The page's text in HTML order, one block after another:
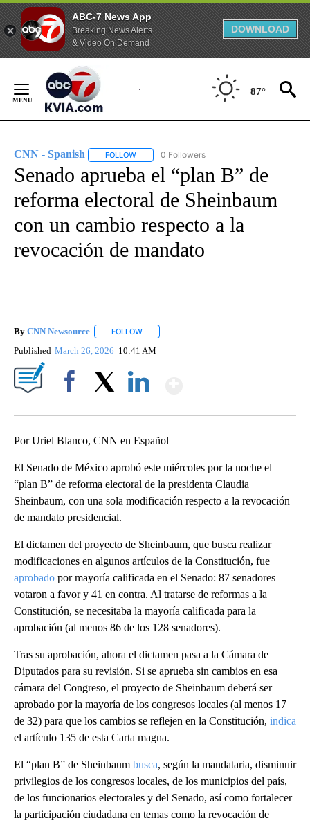
ABC-7 News App
Breaking News Alerts
& Video On Demand
DOWNLOAD
Content
87°
CNN - Spanish FOLLOW FOLLOW "CNN - SPANISH" TO RECEIVE
0 Followers
Senado aprueba el “plan B” de
reforma electoral de Sheinbaum
con un cambio respecto a la
revocación de mandato
By CNN Newsource FOLLOW
Published March 26, 2026 10:41 AM
Por Uriel Blanco, CNN en Español
El Senado de México aprobó este miércoles por la noche el
“plan B” de reforma electoral de la presidenta Claudia
Sheinbaum, con una sola modificación respecto a la revocación
de mandato presidencial.
El dictamen del proyecto de Sheinbaum, que busca realizar
modificaciones en algunos artículos de la Constitución, fue
aprobado por mayoría calificada en el Senado: 87 senadores
votaron a favor y 41 en contra. Al tratarse de reformas a la
Constitución, se necesitaba la mayoría calificada para la
aprobación (al menos 86 de los 128 senadores).
Tras su aprobación, ahora el dictamen pasa a la Cámara de
Diputados para su revisión. Si se aprueba sin cambios en esa
cámara del Congreso, el proyecto de Sheinbaum deberá ser
aprobado por la mayoría de los congresos locales (al menos 17
de 32) para que los cambios se reflejen en la Constitución, indica
el artículo 135 de esta Carta magna.
El “plan B” de Sheinbaum busca, según la mandataria, disminuir
privilegios de los congresos locales, de los municipios del país,
de los funcionarios electorales y del Senado, así como fortalecer
la participación ciudadana en temas como la revocación de